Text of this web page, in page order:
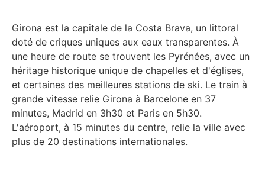
Girona est la capitale de la Costa Brava, un littoral
doté de criques uniques aux eaux transparentes. À
une heure de route se trouvent les Pyrénées, avec un
héritage historique unique de chapelles et d'églises,
et certaines des meilleures stations de ski. Le train à
grande vitesse relie Girona à Barcelone en 37
minutes, Madrid en 3h30 et Paris en 5h30.
L'aéroport, à 15 minutes du centre, relie la ville avec
plus de 20 destinations internationales.